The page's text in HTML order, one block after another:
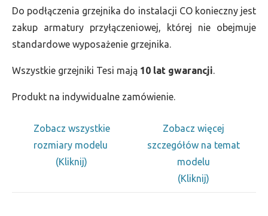
Do podłączenia grzejnika do instalacji CO konieczny jest
zakup armatury przyłączeniowej, której nie obejmuje
standardowe wyposażenie grzejnika.
Wszystkie grzejniki Tesi mają 10 lat gwarancji.
Produkt na indywidualne zamówienie.
Zobacz wszystkie
rozmiary modelu
(Kliknij)
Zobacz więcej
szczegółów na temat
modelu
(Kliknij)